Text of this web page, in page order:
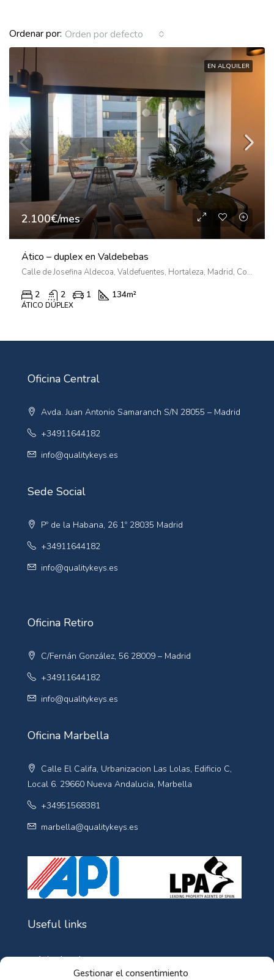
Gestionar el consentimiento
Ordenar por: Orden por defecto
EN ALQUILER
2.100€/mes
Ático – duplex en Valdebebas
Calle de Josefina Aldecoa, Valdefuentes, Hortaleza, Madrid, Comunidad de Madrid, 28055, España
2 2 1 134m²
ÁTICO DÚPLEX
Oficina Central
Avda. Juan Antonio Samaranch S/N 28055 – Madrid
+34911644182
info@qualitykeys.es
Sede Social
Pº de la Habana, 26 1º 28035 Madrid
+34911644182
info@qualitykeys.es
Oficina Retiro
C/Fernán González, 56 28009 – Madrid
+34911644182
info@qualitykeys.es
Oficina Marbella
Calle El Califa, Urbanizacion Las Lolas, Edificio C,
Local 6. 29660 Nueva Andalucia, Marbella
+34951568381
marbella@qualitykeys.es
Useful links
Aviso Legal